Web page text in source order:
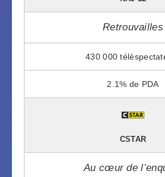
Retrouvailles
430 000
2.1%
CSTAR
Au cœur de